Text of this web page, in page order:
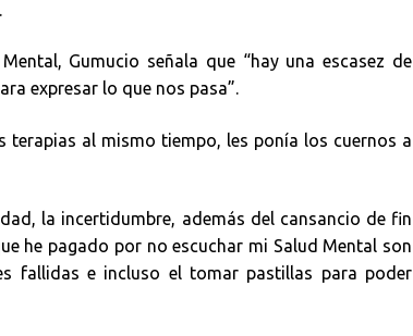
Gumucio señala que “hay una escasez de
expresar lo que nos pasa”.
terapias al mismo tiempo, les ponía los cuernos a
la incertidumbre, además del cansancio de fin
he pagado por no escuchar mi Salud Mental son
fallidas e incluso el tomar pastillas para poder